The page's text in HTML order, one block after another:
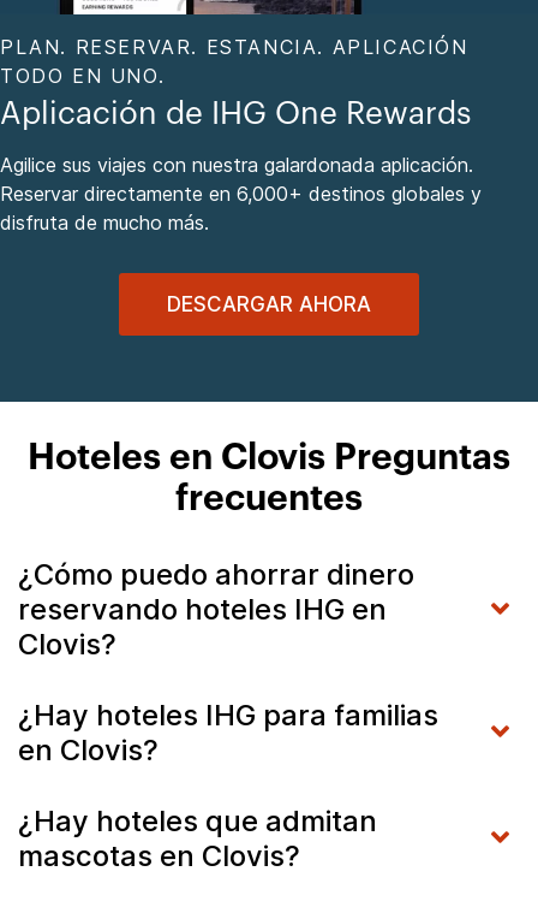
PLAN. RESERVAR. ESTANCIA. APLICACIÓN
TODO EN UNO.
Aplicación de IHG One Rewards
Agilice sus viajes con nuestra galardonada aplicación.
Reservar directamente en 6,000+ destinos globales y
disfruta de mucho más.
DESCARGAR AHORA
Hoteles en Clovis Preguntas
frecuentes
¿Cómo puedo ahorrar dinero
reservando hoteles IHG en
Clovis?
¿Hay hoteles IHG para familias
en Clovis?
¿Hay hoteles que admitan
mascotas en Clovis?